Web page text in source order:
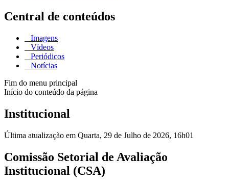
Central de conteúdos
Imagens
Vídeos
Periódicos
Notícias
Fim do menu principal
Início do conteúdo da página
Institucional
Última atualização em Quarta, 29 de Julho de 2026, 16h01
Comissão Setorial de Avaliação
Institucional (CSA)